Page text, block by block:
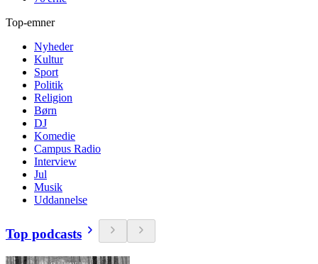
Top-emner
Nyheder
Kultur
Sport
Politik
Religion
Børn
DJ
Komedie
Campus Radio
Interview
Jul
Musik
Uddannelse
Top podcasts